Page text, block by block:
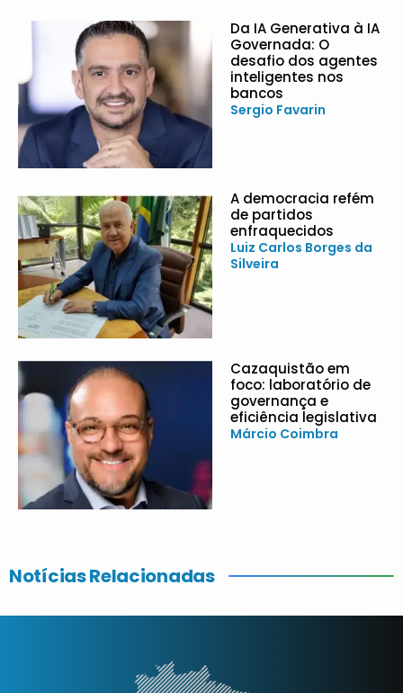
Da IA Generativa à IA
Governada: O
desafio dos agentes
inteligentes nos
bancos
Sergio Favarin
A democracia refém
de partidos
enfraquecidos
Luiz Carlos Borges da
Silveira
Cazaquistão em
foco: laboratório de
governança e
eficiência legislativa
Márcio Coimbra
Notícias Relacionadas